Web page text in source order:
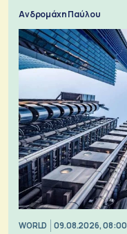
Ανδρομάχη Παύλου
WORLD 09.08.2026, 08:00